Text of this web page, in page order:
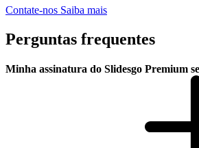
Contate-nos Saiba mais
Perguntas frequentes
Minha assinatura do Slidesgo Premium